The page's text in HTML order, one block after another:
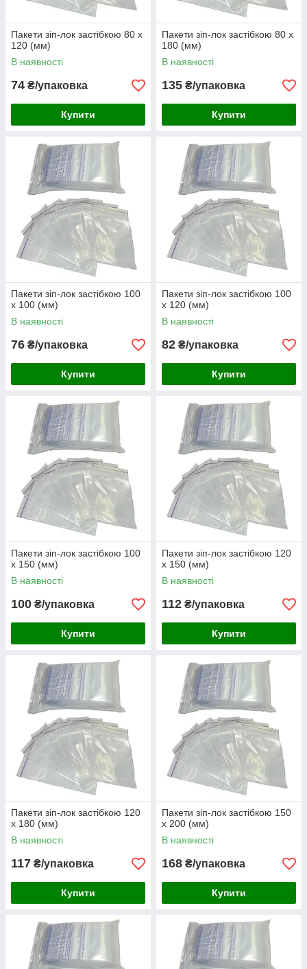
Пакети зіп-лок застібкою 80 х
120 (мм)
В наявності
74 ₴/упаковка
Купити
Пакети зіп-лок застібкою 80 х
180 (мм)
В наявності
135 ₴/упаковка
Купити
Пакети зіп-лок застібкою 100
х 100 (мм)
В наявності
76 ₴/упаковка
Купити
Пакети зіп-лок застібкою 100
х 120 (мм)
В наявності
82 ₴/упаковка
Купити
Пакети зіп-лок застібкою 100
х 150 (мм)
В наявності
100 ₴/упаковка
Купити
Пакети зіп-лок застібкою 120
х 150 (мм)
В наявності
112 ₴/упаковка
Купити
Пакети зіп-лок застібкою 120
х 180 (мм)
В наявності
117 ₴/упаковка
Купити
Пакети зіп-лок застібкою 150
х 200 (мм)
В наявності
168 ₴/упаковка
Купити